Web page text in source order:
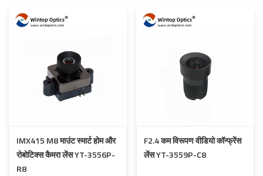
IMX415 M8 माउंट स्मार्ट होम और
रोबोटिक्स कैमरा लेंस YT-3556P-
R8
F2.4 कम विरूपण वीडियो कॉन्फ्रेंस
लेंस YT-3559P-C8